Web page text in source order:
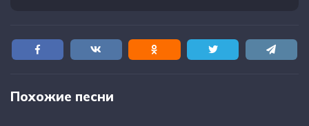
Похожие песни